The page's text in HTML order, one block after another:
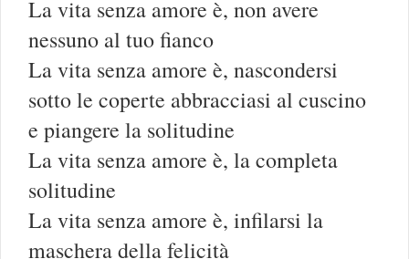
La vita senza amore è, non avere
nessuno al tuo fianco
La vita senza amore è, nascondersi
sotto le coperte abbracciasi al cuscino
e piangere la solitudine
La vita senza amore è, la completa
solitudine
La vita senza amore è, infilarsi la
maschera della felicità